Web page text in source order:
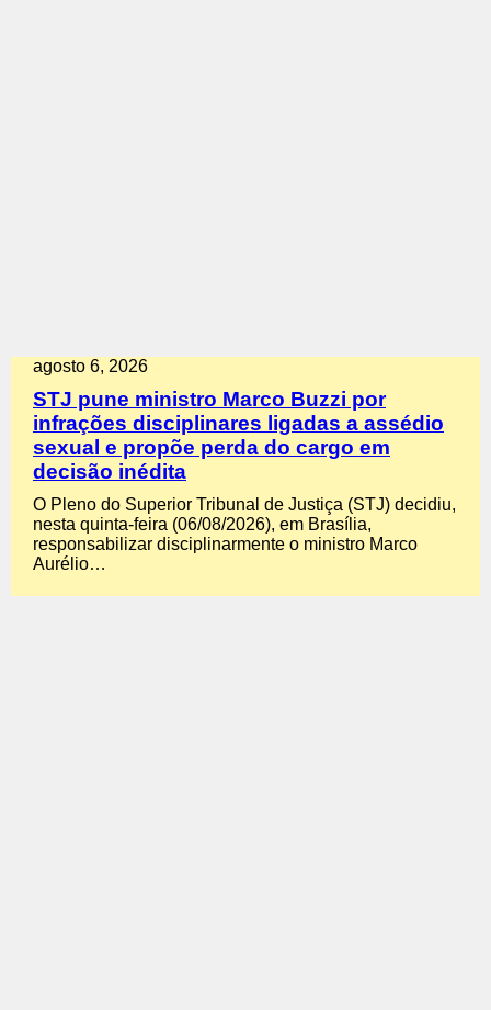
agosto 6, 2026
STJ pune ministro Marco Buzzi por
infrações disciplinares ligadas a assédio
sexual e propõe perda do cargo em
decisão inédita
O Pleno do Superior Tribunal de Justiça (STJ) decidiu,
nesta quinta-feira (06/08/2026), em Brasília,
responsabilizar disciplinarmente o ministro Marco
Aurélio…